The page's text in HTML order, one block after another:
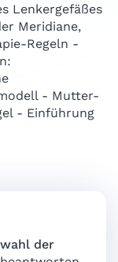
Lenkergefäßes
Meridiane,
Regeln -
- Mutter-
- Einführung
der